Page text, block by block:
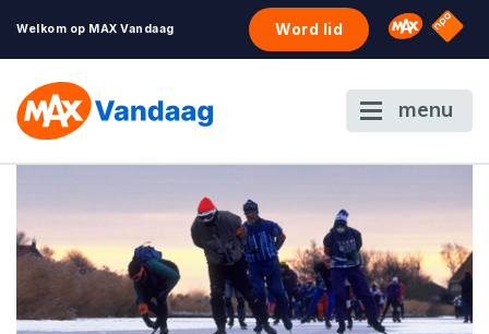
Welkom op MAX Vandaag Word lid Omroep
NPO
menu